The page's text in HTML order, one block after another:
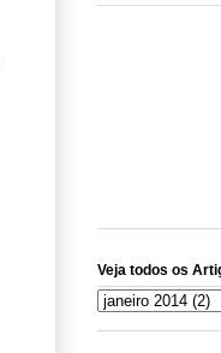
Veja todos os